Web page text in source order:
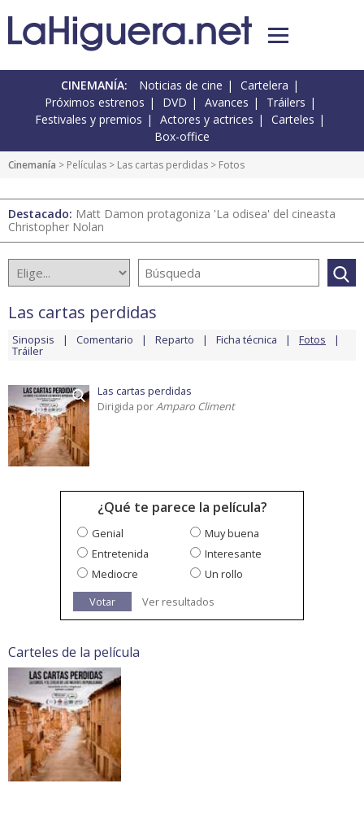
CINEMANÍA: Noticias de cine
Cartelera
Próximos estrenos
DVD Avances
Tráilers
Festivales y premios
Actores y actrices
Carteles
Box-office
Cinemanía > Películas > Las cartas perdidas > Fotos
Destacado: Matt Damon protagoniza 'La odisea' del cineasta
Christopher Nolan
Las cartas perdidas
Sinopsis Comentario Reparto Ficha técnica Fotos
Tráiler
Las cartas perdidas
Dirigida porAmparo Climent
¿Qué te parece la película?
Genial
Muy buena
Entretenida
Interesante
Mediocre
Un rollo
Votar
Ver resultados
Carteles de la película